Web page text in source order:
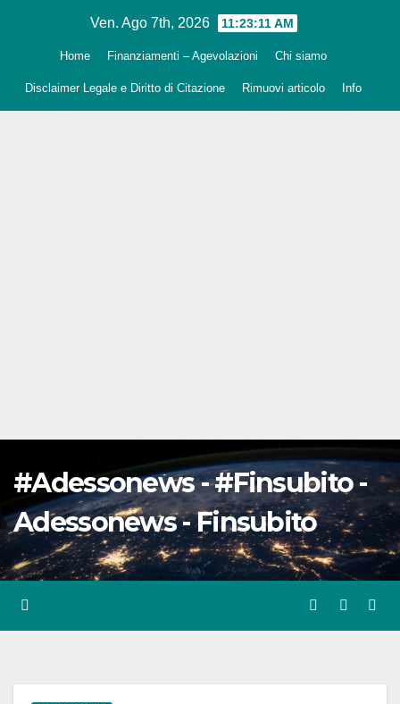
Ven. Ago 7th, 2026 11:23:12 AM
Home Finanziamenti – Agevolazioni Chi siamo
Disclaimer Legale e Diritto di Citazione Rimuovi articolo Info
#Adessonews - #Finsubito -
Adessonews - Finsubito